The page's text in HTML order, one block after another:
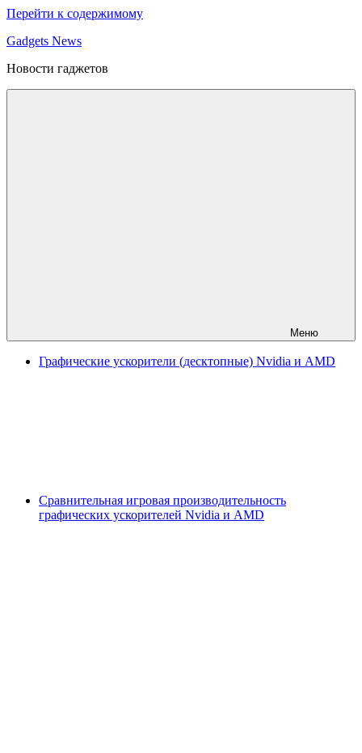
Перейти к содержимому
Gadgets News
Новости гаджетов
Меню
Графические ускорители (десктопные) Nvidia и AMD
Сравнительная игровая производительность
графических ускорителей Nvidia и AMD